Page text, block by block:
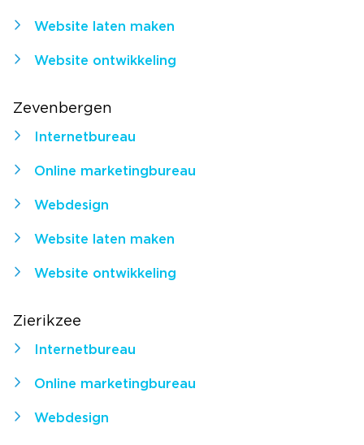
Website laten maken
Website ontwikkeling
Zevenbergen
Internetbureau
Online marketingbureau
Webdesign
Website laten maken
Website ontwikkeling
Zierikzee
Internetbureau
Online marketingbureau
Webdesign